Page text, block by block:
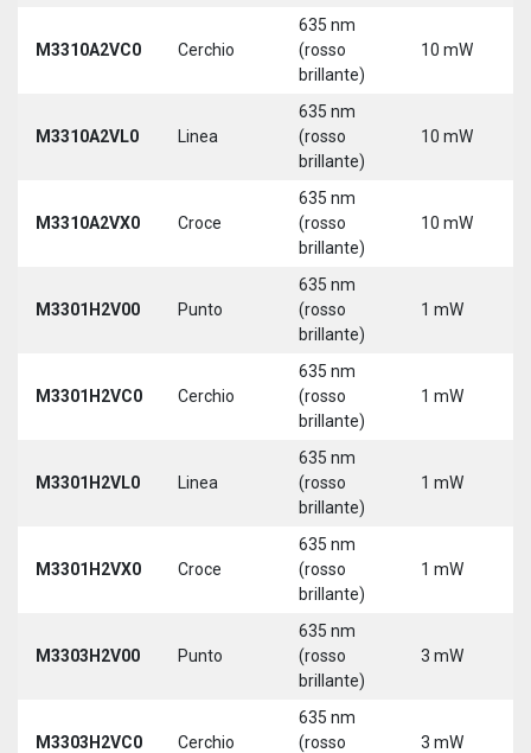
M3310A2VC0 Cerchio
635 nm
(rosso
brillante)
10 mW
M3310A2VL0 Linea
635 nm
(rosso
brillante)
10 mW
M3310A2VX0 Croce
635 nm
(rosso
brillante)
10 mW
M3301H2V00 Punto
635 nm
(rosso
brillante)
1 mW
M3301H2VC0 Cerchio
635 nm
(rosso
brillante)
1 mW
M3301H2VL0 Linea
635 nm
(rosso
brillante)
1 mW
M3301H2VX0 Croce
635 nm
(rosso
brillante)
1 mW
M3303H2V00 Punto
635 nm
(rosso
brillante)
3 mW
M3303H2VC0 Cerchio
635 nm
(rosso
3 mW